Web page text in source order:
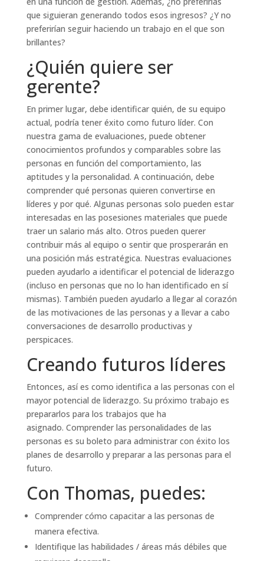
que siguieran generando todos esos ingresos? ¿Y no
preferirían seguir haciendo un trabajo en el que son
brillantes?
¿Quién quiere ser
gerente?
En primer lugar, debe identificar quién, de su equipo
actual, podría tener éxito como futuro líder. Con
nuestra gama de evaluaciones, puede obtener
conocimientos profundos y comparables sobre las
personas en función del comportamiento, las
aptitudes y la personalidad. A continuación, debe
comprender qué personas quieren convertirse en
líderes y por qué. Algunas personas solo pueden estar
interesadas en las posesiones materiales que puede
traer un salario más alto. Otros pueden querer
contribuir más al equipo o sentir que prosperarán en
una posición más estratégica. Nuestras evaluaciones
pueden ayudarlo a identificar el potencial de liderazgo
(incluso en personas que no lo han identificado en sí
mismas). También pueden ayudarlo a llegar al corazón
de las motivaciones de las personas y a llevar a cabo
conversaciones de desarrollo productivas y
perspicaces.
Creando futuros líderes
Entonces, así es como identifica a las personas con el
mayor potencial de liderazgo. Su próximo trabajo es
prepararlos para los trabajos que ha
asignado. Comprender las personalidades de las
personas es su boleto para administrar con éxito los
planes de desarrollo y preparar a las personas para el
futuro.
Con Thomas, puedes:
Comprender cómo capacitar a las personas de
manera efectiva.
Identifique las habilidades / áreas más débiles que